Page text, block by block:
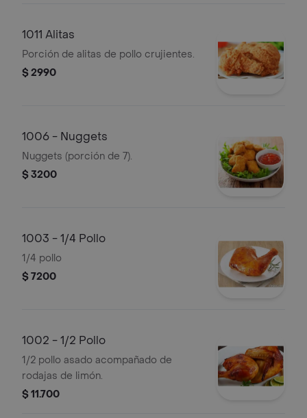
1011 Alitas
Porción de alitas de pollo crujientes.
$ 2990
1006 - Nuggets
Nuggets (porción de 7).
$ 3200
1003 - 1/4 Pollo
1/4 pollo
$ 7200
1002 - 1/2 Pollo
1/2 pollo asado acompañado de
rodajas de limón.
$ 11.700